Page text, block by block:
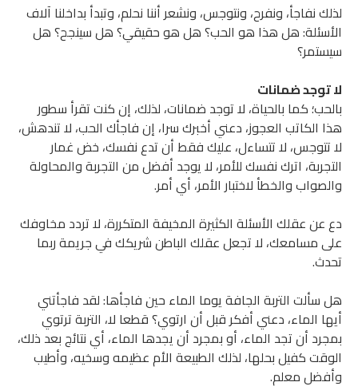
نفاجأ، ونفرح، ونتوجس، ونشعر أننا نحلم، وتبدأ بداخلنا آلاف
هل هذا هو الحب؟ هل هو حقيقي؟ هل سينجح؟ هل
ضمانات
كما بالحياة، لا توجد ضمانات، لذلك، إن كنت تقرأ سطور
العجوز، دعني أخبرك سرا، إن فاجأك الحب، لا تندهش،
لا تتساءل، عليك فقط أن تدع نفسك، خض غمار
اترك نفسك للأمر، لا يوجد أفضل من التجربة والمحاولة
والخطأ لاختبار الأمر، أي أمر.
عقلك الأسئلة الكثيرة المخيفة المتكررة، لا تردد مخاوفك
مسامعك، لا تجعل عقلك الباطن شريكك في جريمة ربما
التربة الجافة يوما الماء حين فاجأها: لقد فاجأتني
الماء، دعني أفكر قبل أن ارتوي؟ قطعا لا، التربة ترتوي
أن تجد الماء، أو بمجرد أن يجدها الماء، أي نتائج بعد ذلك،
كفيل بحلها، لذلك الطبيعة الأم عظيمه وسخيه، وأطيب
معلم.